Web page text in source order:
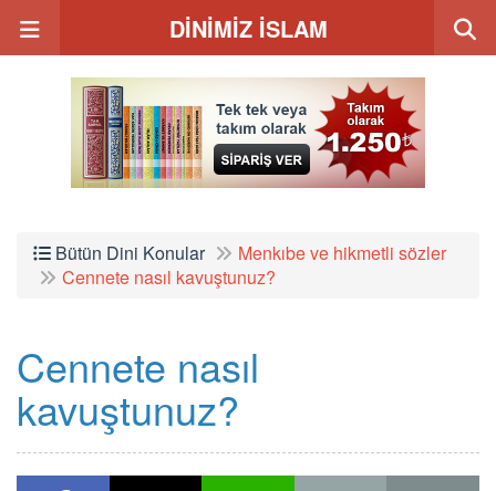
DİNİMİZ İSLAM
Bütün Dini Konular
Menkıbe ve hikmetli sözler
Cennete nasıl kavuştunuz?
Cennete nasıl
kavuştunuz?